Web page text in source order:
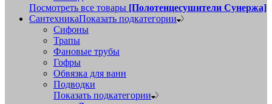
Посмотреть все товары [Полотенцесушители Сунержа]
СантехникаПоказать подкатегории
Сифоны
Трапы
Фановые трубы
Гофры
Обвязка для ванн
Подводки
Показать подкатегории